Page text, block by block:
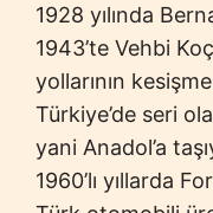
1928 yılında
1943’te Vehbi
yollarının
Türkiye’de seri
yani Anadol’a
1960’lı yıllarda